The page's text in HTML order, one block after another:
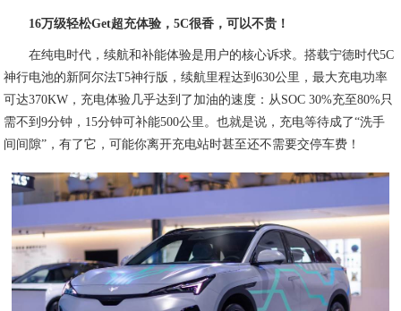
16万级轻松Get超充体验，5C很香，可以不贵！
在纯电时代，续航和补能体验是用户的核心诉求。搭载宁德时代5C
神行电池的新阿尔法T5神行版，续航里程达到630公里，最大充电功率
可达370KW，充电体验几乎达到了加油的速度：从SOC 30%充至80%只
需不到9分钟，15分钟可补能500公里。也就是说，充电等待成了“洗手
间间隙”，有了它，可能你离开充电站时甚至还不需要交停车费！